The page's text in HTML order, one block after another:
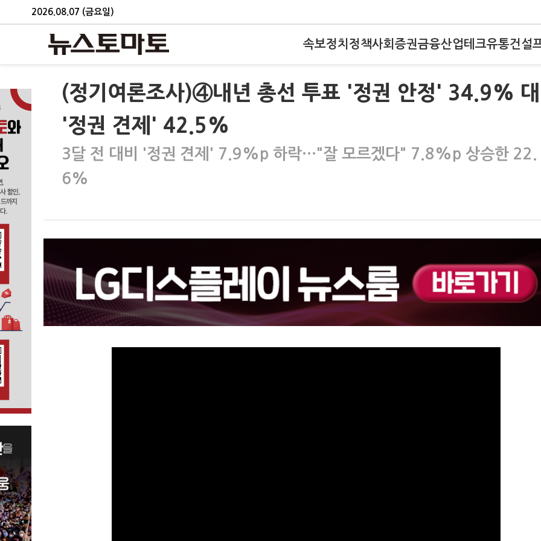
2026.08.07 (금요일)
속보정치 정책사회 증권금융산업테크유통건설
(정기여론조사)④내년 총선 투표 '정권 안정' 34.9% 대
'정권 견제' 42.5%
3달 전 대비 '정권 견제' 7.9%p 하락…"잘 모르겠다" 7.8%p 상승한 22.
6%